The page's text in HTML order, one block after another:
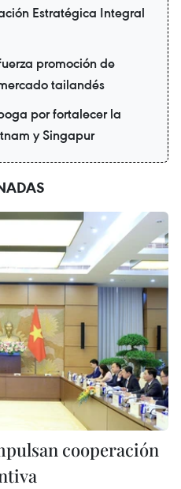
Estratégica Integral
promoción de
tailandés
por fortalecer la
y Singapur
cooperación